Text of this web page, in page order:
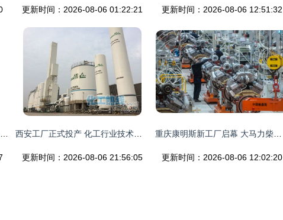
更新时间：2026-08-06 01:22:21 更新时间：2026-08-06 12:51:32
更新时间：2026-08-06 21:56:05 更新时间：2026-08-06 12:02:20